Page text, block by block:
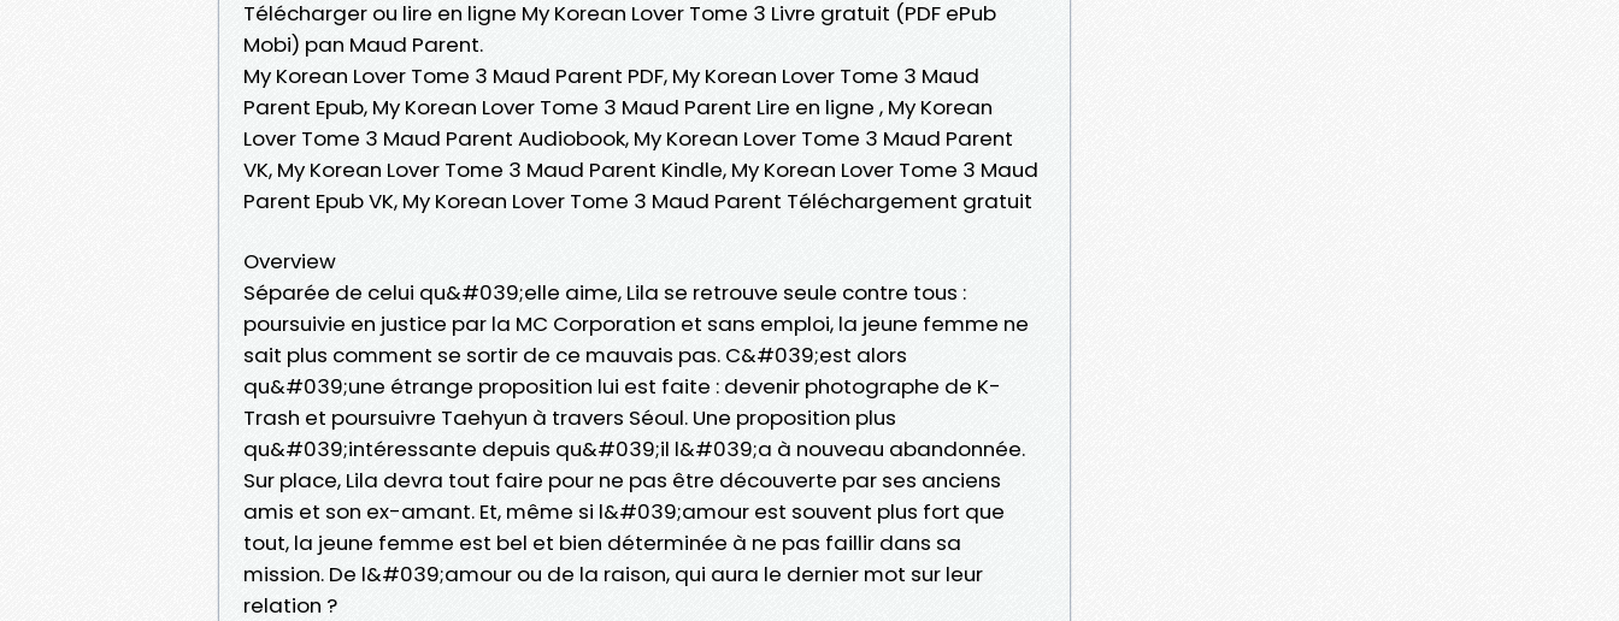
Télécharger ou lire en ligne My Korean Lover Tome 3 Livre gratuit (PDF ePub
Mobi) pan Maud Parent.
My Korean Lover Tome 3 Maud Parent PDF, My Korean Lover Tome 3 Maud
Parent Epub, My Korean Lover Tome 3 Maud Parent Lire en ligne , My Korean
Lover Tome 3 Maud Parent Audiobook, My Korean Lover Tome 3 Maud Parent
VK, My Korean Lover Tome 3 Maud Parent Kindle, My Korean Lover Tome 3 Maud
Parent Epub VK, My Korean Lover Tome 3 Maud Parent Téléchargement gratuit
Overview
Séparée de celui qu&#039;elle aime, Lila se retrouve seule contre tous :
poursuivie en justice par la MC Corporation et sans emploi, la jeune femme ne
sait plus comment se sortir de ce mauvais pas. C&#039;est alors
qu&#039;une étrange proposition lui est faite : devenir photographe de K-
Trash et poursuivre Taehyun à travers Séoul. Une proposition plus
qu&#039;intéressante depuis qu&#039;il l&#039;a à nouveau abandonnée.
Sur place, Lila devra tout faire pour ne pas être découverte par ses anciens
amis et son ex-amant. Et, même si l&#039;amour est souvent plus fort que
tout, la jeune femme est bel et bien déterminée à ne pas faillir dans sa
mission. De l&#039;amour ou de la raison, qui aura le dernier mot sur leur
relation ?